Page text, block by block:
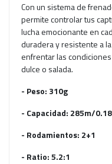
Con un sistema de
permite controlar tus
lucha emocionante en
duradera y resistente a
enfrentar las
dulce o salada.
- Peso: 310g
- Capacidad: 285m/
- Rodamientos: 2+1
- Ratio: 5.2:1